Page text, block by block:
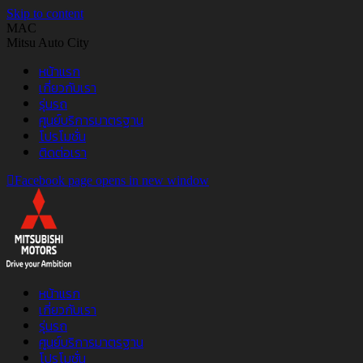
Skip to content
MAC
Mitsu Auto City
หน้าแรก
เกี่ยวกับเรา
รุ่นรถ
ศูนย์บริการมาตรฐาน
โปรโมชั่น
ติดต่อเรา
Facebook page opens in new window
หน้าแรก
เกี่ยวกับเรา
รุ่นรถ
ศูนย์บริการมาตรฐาน
โปรโมชั่น